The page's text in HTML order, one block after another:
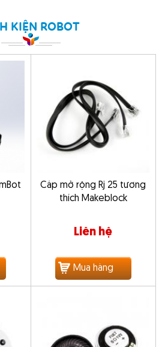
KIỆN ROBOT
Cáp mở rộng Rj 25 tương
thích Makeblock
Liên hệ
Mua hàng